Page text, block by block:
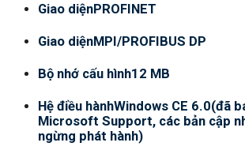
Giao diệnPROFINET
Giao diệnMPI/PROFIBUS DP
Bộ nhớ cấu hình12 MB
Hệ điều hànhWindows CE 6.0(đã
Microsoft Support, các bản cập
ngừng phát hành)